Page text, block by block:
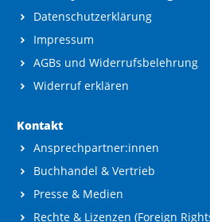
Datenschutzerklärung
Impressum
AGBs und Widerrufsbelehrung
Widerruf erklären
Kontakt
Ansprechpartner:innen
Buchhandel & Vertrieb
Presse & Medien
Rechte & Lizenzen (Foreign